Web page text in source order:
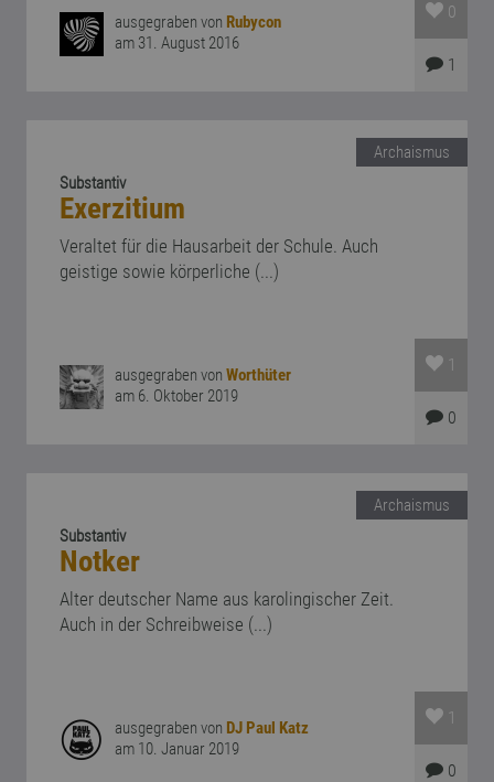
ausgegraben von Rubycon
am 31. August 2016
0
1
Archaismus
Substantiv
Exerzitium
Veraltet für die Hausarbeit der Schule. Auch
geistige sowie körperliche (...)
ausgegraben vonWorthüter
am 6. Oktober 2019
1
0
Archaismus
Substantiv
Notker
Alter deutscher Name aus karolingischer Zeit.
Auch in der Schreibweise (...)
ausgegraben von DJ Paul Katz
am 10. Januar 2019
1
0